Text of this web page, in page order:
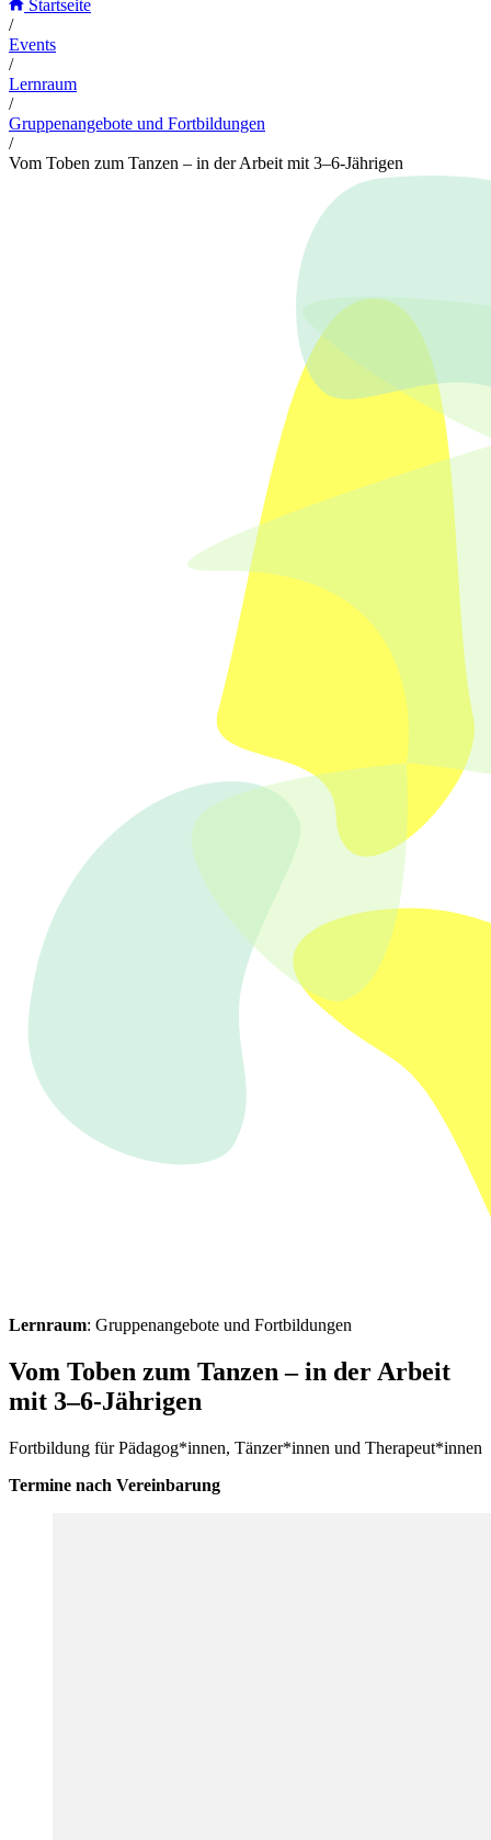
Startseite
/
Events
/
Lernraum
/
Gruppenangebote und Fortbildungen
/
Vom Toben zum Tanzen – in der Arbeit mit 3–6-Jährigen
Lernraum: Gruppenangebote und Fortbildungen
Vom Toben zum Tanzen – in der Arbeit
mit 3–6-Jährigen
Fortbildung für Pädagog*innen, Tänzer*innen und Therapeut*innen
Termine nach Vereinbarung